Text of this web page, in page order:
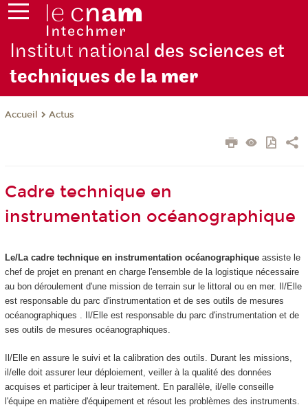
Institut national des sciences et
techniques de la mer
Accueil Actus
Cadre technique en
instrumentation océanographique
Le/La cadre technique en instrumentation océanographiqueassiste le
chef de projet en prenant en charge l'ensemble de la logistique nécessaire
au bon déroulement d'une mission de terrain sur le littoral ou en mer. Il/Elle
est responsable du parc d'instrumentation et de ses outils de mesures
océanographiques . Il/Elle est responsable du parc d'instrumentation et de
ses outils de mesures océanographiques.
Il/Elle en assure le suivi et la calibration des outils. Durant les missions,
il/elle doit assurer leur déploiement, veiller à la qualité des données
acquises et participer à leur traitement. En parallèle, il/elle conseille
l'équipe en matière d'équipement et résout les problèmes des instruments.